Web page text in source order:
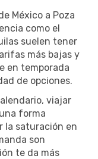
México a Poza
como el
suelen tener
más bajas y
en temporada
de opciones.
viajar
forma
la saturación en
son
te da más